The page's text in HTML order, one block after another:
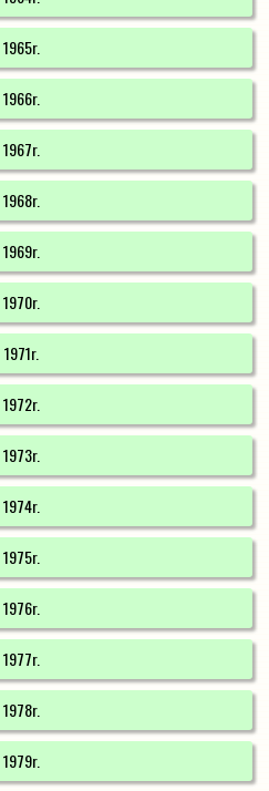
1965r.
1966r.
1967r.
1968r.
1969r.
1970r.
1971r.
1972r.
1973r.
1974r.
1975r.
1976r.
1977r.
1978r.
1979r.